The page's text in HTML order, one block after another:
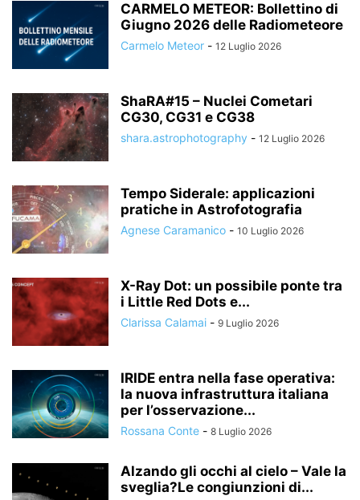
CARMELO METEOR: Bollettino di
Giugno 2026 delle Radiometeore
Carmelo Meteor - 12 Luglio 2026
ShaRA#15 – Nuclei Cometari
CG30, CG31 e CG38
shara.astrophotography - 12 Luglio 2026
Tempo Siderale: applicazioni
pratiche in Astrofotografia
Agnese Caramanico - 10 Luglio 2026
X-Ray Dot: un possibile ponte tra
i Little Red Dots e...
Clarissa Calamai - 9 Luglio 2026
IRIDE entra nella fase operativa:
la nuova infrastruttura italiana
per l’osservazione...
Rossana Conte - 8 Luglio 2026
Alzando gli occhi al cielo – Vale la
sveglia?Le congiunzioni di...